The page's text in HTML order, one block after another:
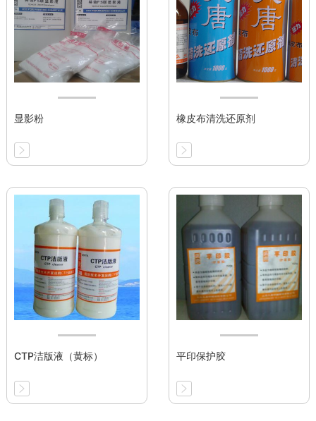
显影粉 橡皮布清洗还原剂
CTP洁版液（黄标） 平印保护胶